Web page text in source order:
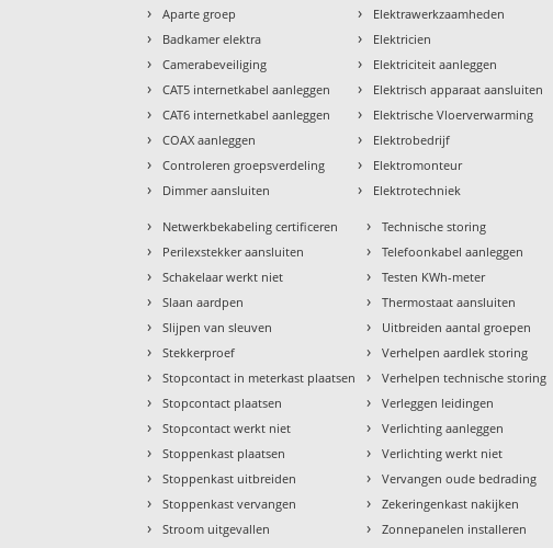
› Aparte groep
› Badkamer elektra
› Camerabeveiliging
› CAT5 internetkabel aanleggen
› CAT6 internetkabel aanleggen
› COAX aanleggen
› Controleren groepsverdeling
› Dimmer aansluiten
› Elektrawerkzaamheden
› Elektricien
› Elektriciteit aanleggen
› Elektrisch apparaat aansluiten
› Elektrische Vloerverwarming
› Elektrobedrijf
› Elektromonteur
› Elektrotechniek
› Netwerkbekabeling certificeren
› Perilexstekker aansluiten
› Schakelaar werkt niet
› Slaan aardpen
› Slijpen van sleuven
› Stekkerproef
› Stopcontact in meterkast plaatsen
› Stopcontact plaatsen
› Stopcontact werkt niet
› Stoppenkast plaatsen
› Stoppenkast uitbreiden
› Stoppenkast vervangen
› Stroom uitgevallen
› Technische storing
› Telefoonkabel aanleggen
› Testen KWh-meter
› Thermostaat aansluiten
› Uitbreiden aantal groepen
› Verhelpen aardlek storing
› Verhelpen technische storing
› Verleggen leidingen
› Verlichting aanleggen
› Verlichting werkt niet
› Vervangen oude bedrading
› Zekeringenkast nakijken
› Zonnepanelen installeren